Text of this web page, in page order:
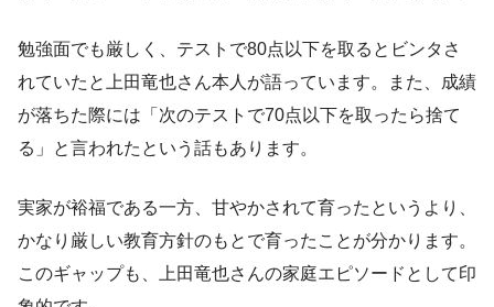
勉強面でも厳しく、テストで80点以下を取るとビンタさ
れていたと上田竜也さん本人が語っています。また、成績
が落ちた際には「次のテストで70点以下を取ったら捨て
る」と言われたという話もあります。
実家が裕福である一方、甘やかされて育ったというより、
かなり厳しい教育方針のもとで育ったことが分かります。
このギャップも、上田竜也さんの家庭エピソードとして印